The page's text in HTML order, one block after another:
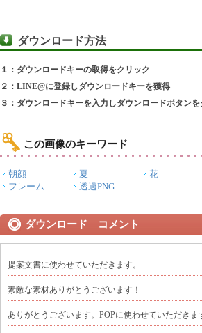
ダウンロード方法
１：ダウンロードキーの取得をクリック
２：LINE@に登録しダウンロードキーを獲得
３：ダウンロードキーを入力しダウンロードボタンを
この画像のキーワード
朝顔 夏 花
フレーム
透過PNG
ダウンロード コメント
提案文書に使わせていただきます。
素敵な素材ありがとうございます！
ありがとうございます。POPに使わせていただきま